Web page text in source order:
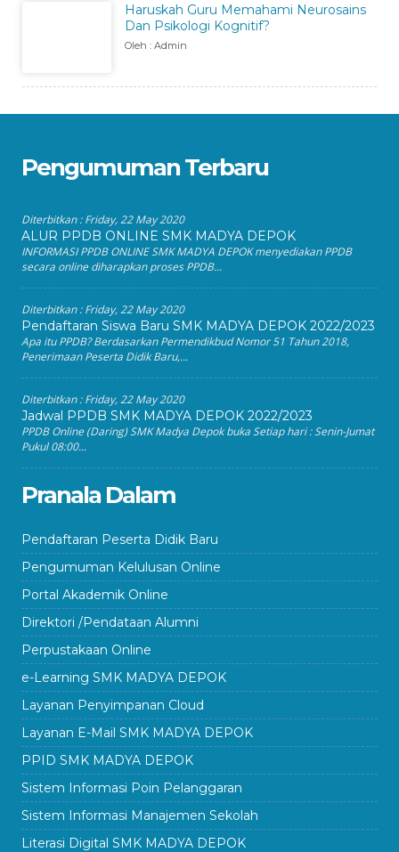
Haruskah Guru Memahami Neurosains
Dan Psikologi Kognitif?
Oleh : Admin
Pengumuman Terbaru
Diterbitkan :Friday, 22 May 2020
ALUR PPDB ONLINE SMK MADYA DEPOK
INFORMASI PPDB ONLINE SMK MADYA DEPOK menyediakan PPDB
secara online diharapkan proses PPDB...
Diterbitkan :Friday, 22 May 2020
Pendaftaran Siswa Baru SMK MADYA DEPOK 2022/2023
Apa itu PPDB? Berdasarkan Permendikbud Nomor 51 Tahun 2018,
Penerimaan Peserta Didik Baru,...
Diterbitkan :Friday, 22 May 2020
Jadwal PPDB SMK MADYA DEPOK 2022/2023
PPDB Online (Daring) SMK Madya Depok buka Setiap hari : Senin-Jumat
Pukul 08:00...
Pranala Dalam
Pendaftaran Peserta Didik Baru
Pengumuman Kelulusan Online
Portal Akademik Online
Direktori /Pendataan Alumni
Perpustakaan Online
e-Learning SMK MADYA DEPOK
Layanan Penyimpanan Cloud
Layanan E-Mail SMK MADYA DEPOK
PPID SMK MADYA DEPOK
Sistem Informasi Poin Pelanggaran
Sistem Informasi Manajemen Sekolah
Literasi Digital SMK MADYA DEPOK